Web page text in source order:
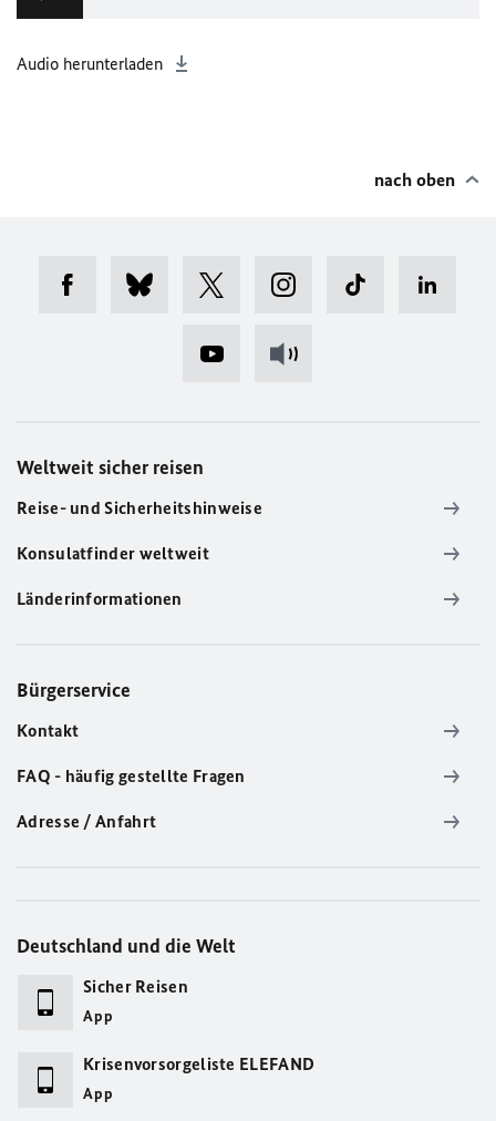
Audio herunterladen
nach oben
Weltweit sicher reisen
Reise- und Sicherheitshinweise
Konsulatfinder weltweit
Länderinformationen
Bürgerservice
Kontakt
FAQ - häufig gestellte Fragen
Adresse / Anfahrt
Deutschland und die Welt
Sicher Reisen
App
Krisenvorsorgeliste ELEFAND
App